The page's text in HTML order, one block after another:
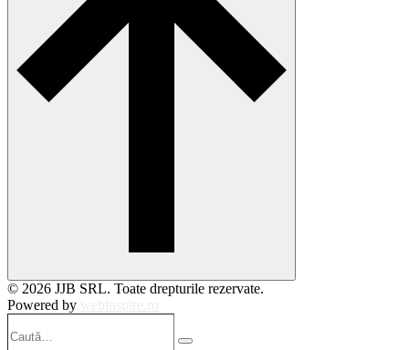
© 2026 JJB SRL. Toate drepturile rezervate.
Powered by
Search